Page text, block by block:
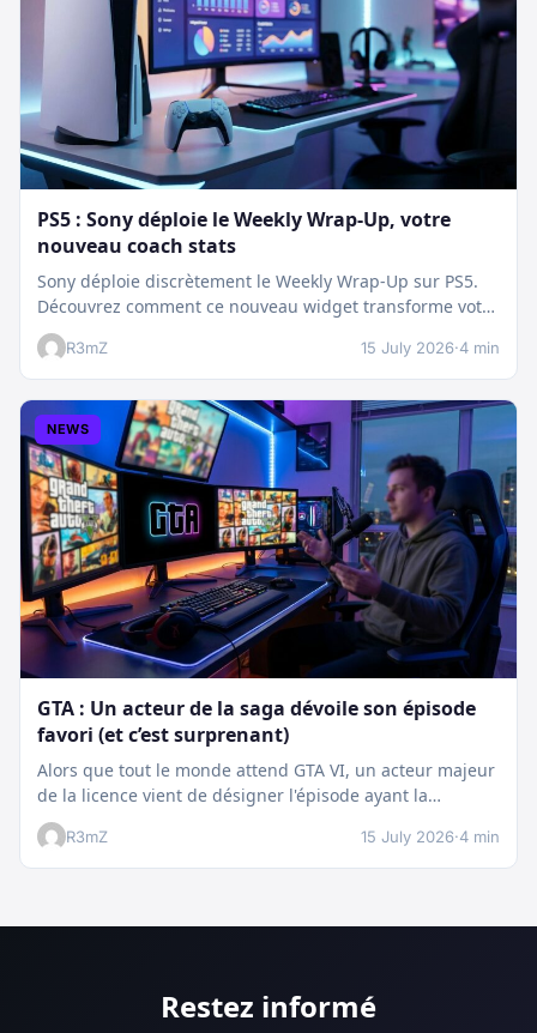
PS5 : Sony déploie le Weekly Wrap-Up, votre
nouveau coach stats
Sony déploie discrètement le Weekly Wrap-Up sur PS5.
Découvrez comment ce nouveau widget transforme votre
dashboard et booste votre suivi…
R3mZ 15 July 2026·4 min
NEWS
GTA : Un acteur de la saga dévoile son épisode
favori (et c’est surprenant)
Alors que tout le monde attend GTA VI, un acteur majeur
de la licence vient de désigner l'épisode ayant la…
R3mZ 15 July 2026·4 min
Restez informé